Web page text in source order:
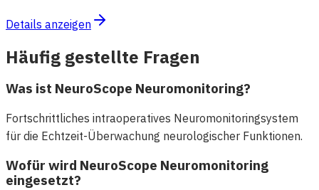
Details anzeigen
Häufig gestellte Fragen
Was ist NeuroScope Neuromonitoring?
Fortschrittliches intraoperatives Neuromonitoringsystem
für die Echtzeit-Überwachung neurologischer Funktionen.
Wofür wird NeuroScope Neuromonitoring
eingesetzt?